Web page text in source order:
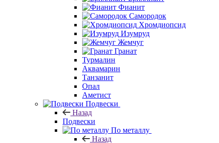
Фианит
Самородок
Хромдиопсид
Изумруд
Жемчуг
Гранат
Турмалин
Аквамарин
Танзанит
Опал
Аметист
Подвески
Назад
Подвески
По металлу
Назад